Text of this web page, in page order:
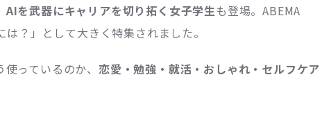
AIを武器にキャリアを切り拓く女子学生も登場。ABEMA
？」として大きく特集されました。
っているのか、 恋愛・勉強・就活・おしゃれ・セルフケア